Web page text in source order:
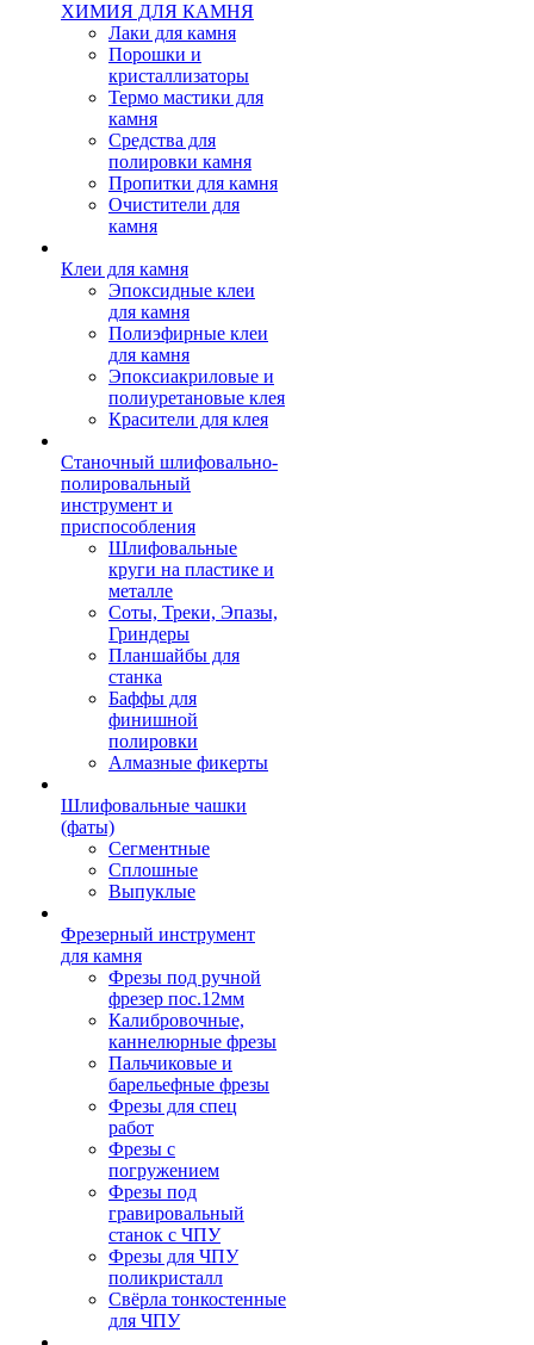
ХИМИЯ ДЛЯ КАМНЯ
Лаки для камня
Порошки и
кристаллизаторы
Термо мастики для
камня
Средства для
полировки камня
Пропитки для камня
Очистители для
камня
Клеи для камня
Эпоксидные клеи
для камня
Полиэфирные клеи
для камня
Эпоксиакриловые и
полиуретановые клея
Красители для клея
Станочный шлифовально-
полировальный
инструмент и
приспособления
Шлифовальные
круги на пластике и
металле
Соты, Треки, Эпазы,
Гриндеры
Планшайбы для
станка
Баффы для
финишной
полировки
Алмазные фикерты
Шлифовальные чашки
(фаты)
Сегментные
Сплошные
Выпуклые
Фрезерный инструмент
для камня
Фрезы под ручной
фрезер пос.12мм
Калибровочные,
каннелюрные фрезы
Пальчиковые и
барельефные фрезы
Фрезы для спец
работ
Фрезы с
погружением
Фрезы под
гравировальный
станок с ЧПУ
Фрезы для ЧПУ
поликристалл
Свёрла тонкостенные
для ЧПУ